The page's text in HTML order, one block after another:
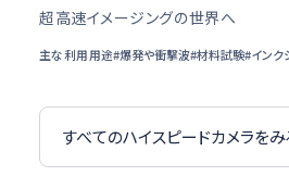
超高速イメージングの世界へ
主な利用用途#爆発や衝撃波#材料試験#インク
すべてのハイスピードカメラをみ